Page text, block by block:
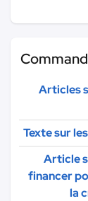
Articles
Texte sur
Article
financer
la